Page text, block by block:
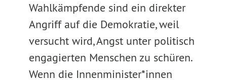
Wahlkämpfende sind ein direkter
Angriff auf die Demokratie, weil
versucht wird, Angst unter politisch
engagierten Menschen zu schüren.
Wenn die Innenminister*innen